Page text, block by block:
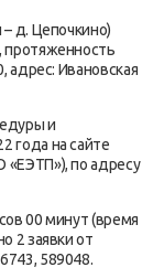
д. Цепочкино)
протяженность
адрес: Ивановская
и
года на сайте
по адресу
00 минут (время
2 заявки от
589048.